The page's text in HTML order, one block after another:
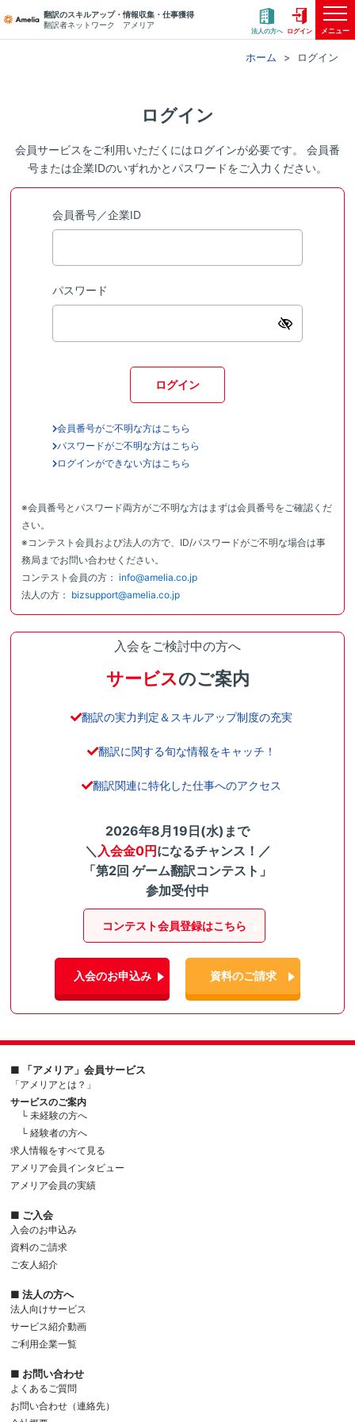
翻訳のスキルアップ・情報収集・仕事獲得
翻訳者ネットワーク アメリア
法人の方へ ログイン メニュー
ホーム ログイン
ログイン
会員サービスをご利用いただくにはログインが必要です。 会員番
号または企業IDのいずれかとパスワードをご入力ください。
会員番号／企業ID
パスワード
ログイン
会員番号がご不明な方はこちら
パスワードがご不明な方はこちら
ログインができない方はこちら
※会員番号とパスワード両方がご不明な方はまずは会員番号をご確認くだ
さい。
※コンテスト会員および法人の方で、ID/パスワードがご不明な場合は事
務局までお問い合わせください。
コンテスト会員の方： info@amelia.co.jp
法人の方： bizsupport@amelia.co.jp
入会をご検討中の方へ
サービスのご案内
翻訳の実力判定＆スキルアップ制度の充実
翻訳に関する旬な情報をキャッチ！
翻訳関連に特化した仕事へのアクセス
2026年8月19日(水)まで
＼ 入会金0円になるチャンス！／
「第2回 ゲーム翻訳コンテスト」
参加受付中
コンテスト会員登録はこちら
入会のお申込み 資料のご請求
■ 「アメリア」会員サービス
「アメリアとは？」
サービスのご案内
└ 未経験の方へ
└ 経験者の方へ
求人情報をすべて見る
アメリア会員インタビュー
アメリア会員の実績
■ ご入会
入会のお申込み
資料のご請求
ご友人紹介
■ 法人の方へ
法人向けサービス
サービス紹介動画
ご利用企業一覧
■ お問い合わせ
よくあるご質問
お問い合わせ（連絡先）